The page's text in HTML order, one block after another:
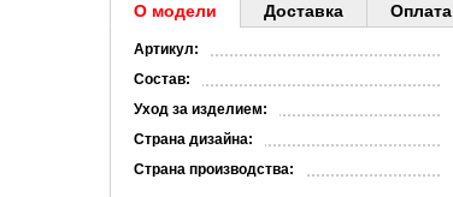
О модели Доставка Оплата
Артикул:
Состав:
Уход за изделием:
Страна дизайна:
Страна производства: